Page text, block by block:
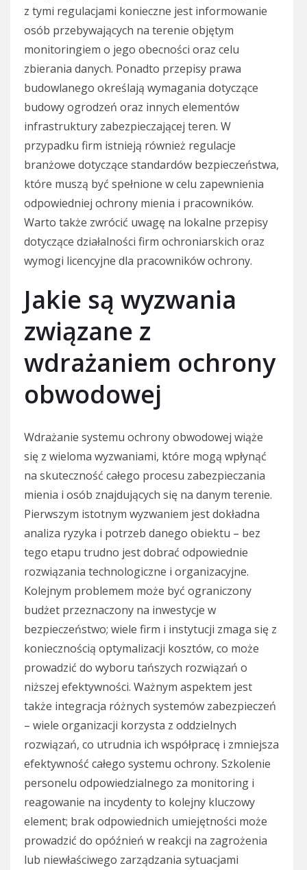
z tymi regulacjami konieczne jest informowanie
osób przebywających na terenie objętym
monitoringiem o jego obecności oraz celu
zbierania danych. Ponadto przepisy prawa
budowlanego określają wymagania dotyczące
budowy ogrodzeń oraz innych elementów
infrastruktury zabezpieczającej teren. W
przypadku firm istnieją również regulacje
branżowe dotyczące standardów bezpieczeństwa,
które muszą być spełnione w celu zapewnienia
odpowiedniej ochrony mienia i pracowników.
Warto także zwrócić uwagę na lokalne przepisy
dotyczące działalności firm ochroniarskich oraz
wymogi licencyjne dla pracowników ochrony.
Jakie są wyzwania
związane z
wdrażaniem ochrony
obwodowej
Wdrażanie systemu ochrony obwodowej wiąże
się z wieloma wyzwaniami, które mogą wpłynąć
na skuteczność całego procesu zabezpieczania
mienia i osób znajdujących się na danym terenie.
Pierwszym istotnym wyzwaniem jest dokładna
analiza ryzyka i potrzeb danego obiektu – bez
tego etapu trudno jest dobrać odpowiednie
rozwiązania technologiczne i organizacyjne.
Kolejnym problemem może być ograniczony
budżet przeznaczony na inwestycje w
bezpieczeństwo; wiele firm i instytucji zmaga się z
koniecznością optymalizacji kosztów, co może
prowadzić do wyboru tańszych rozwiązań o
niższej efektywności. Ważnym aspektem jest
także integracja różnych systemów zabezpieczeń
– wiele organizacji korzysta z oddzielnych
rozwiązań, co utrudnia ich współpracę i zmniejsza
efektywność całego systemu ochrony. Szkolenie
personelu odpowiedzialnego za monitoring i
reagowanie na incydenty to kolejny kluczowy
element; brak odpowiednich umiejętności może
prowadzić do opóźnień w reakcji na zagrożenia
lub niewłaściwego zarządzania sytuacjami